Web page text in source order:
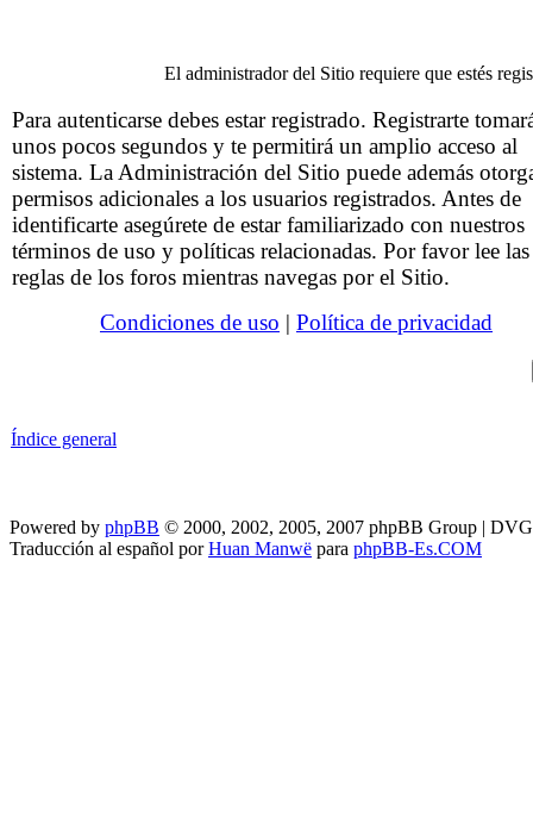
El administrador del Sitio requiere que estés
Para autenticarse debes estar registrado. Registrarte
unos pocos segundos y te permitirá un amplio acceso al
sistema. La Administración del Sitio puede además
permisos adicionales a los usuarios registrados. Antes de
identificarte asegúrete de estar familiarizado con nuestros
términos de uso y políticas relacionadas. Por favor lee las
reglas de los foros mientras navegas por el Sitio.
Condiciones de uso | Política de privacidad
Índice general
Powered by phpBB © 2000, 2002, 2005, 2007 phpBB Group |
Traducción al español porHuan Manwë para phpBB-Es.COM